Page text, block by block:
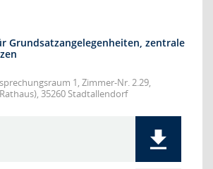
Grundsatzangelegenheiten, zentrale
1, Zimmer-Nr. 2.29,
35260 Stadtallendorf